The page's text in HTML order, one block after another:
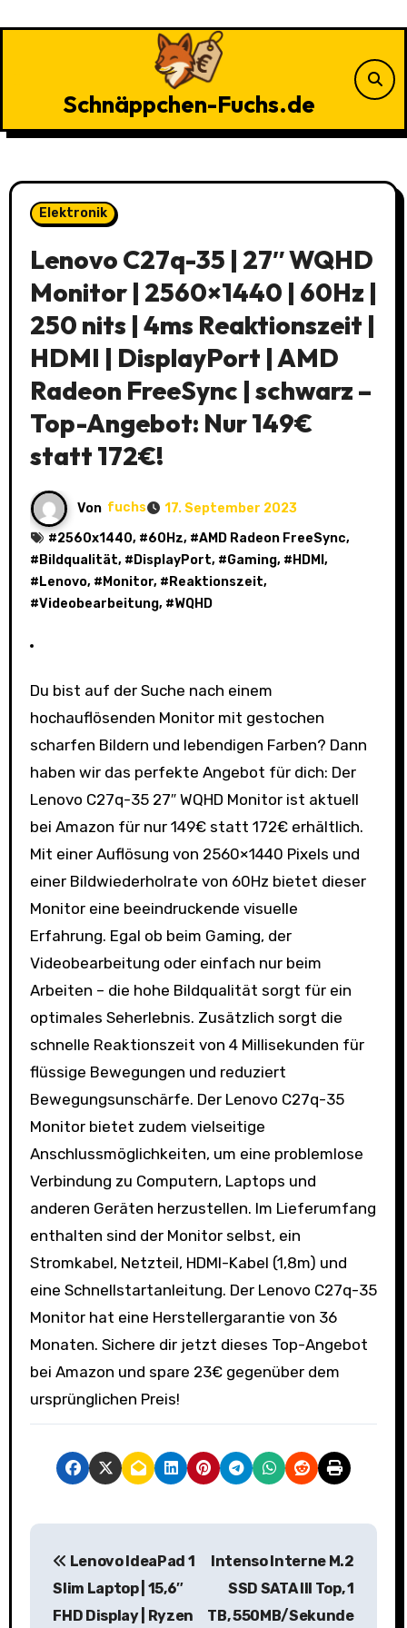
Schnäppchen-Fuchs.de
Elektronik
Lenovo C27q-35 | 27″ WQHD
Monitor | 2560×1440 | 60Hz |
250 nits | 4ms Reaktionszeit |
HDMI | DisplayPort | AMD
Radeon FreeSync | schwarz –
Top-Angebot: Nur 149€
statt 172€!
Von fuchs
17. September 2023
#2560x1440, #60Hz, #AMD Radeon FreeSync,
# Bildqualität, # DisplayPort, #Gaming, # HDMI ,
# Lenovo, # Monitor, # Reaktionszeit,
#Videobearbeitung, #WQHD
Du bist auf der Suche nach einem
hochauflösenden Monitor mit gestochen
scharfen Bildern und lebendigen Farben? Dann
haben wir das perfekte Angebot für dich: Der
Lenovo C27q-35 27″ WQHD Monitor ist aktuell
bei Amazon für nur 149€ statt 172€ erhältlich.
Mit einer Auflösung von 2560×1440 Pixels und
einer Bildwiederholrate von 60Hz bietet dieser
Monitor eine beeindruckende visuelle
Erfahrung. Egal ob beim Gaming, der
Videobearbeitung oder einfach nur beim
Arbeiten – die hohe Bildqualität sorgt für ein
optimales Seherlebnis. Zusätzlich sorgt die
schnelle Reaktionszeit von 4 Millisekunden für
flüssige Bewegungen und reduziert
Bewegungsunschärfe. Der Lenovo C27q-35
Monitor bietet zudem vielseitige
Anschlussmöglichkeiten, um eine problemlose
Verbindung zu Computern, Laptops und
anderen Geräten herzustellen. Im Lieferumfang
enthalten sind der Monitor selbst, ein
Stromkabel, Netzteil, HDMI-Kabel (1,8m) und
eine Schnellstartanleitung. Der Lenovo C27q-35
Monitor hat eine Herstellergarantie von 36
Monaten. Sichere dir jetzt dieses Top-Angebot
bei Amazon und spare 23€ gegenüber dem
ursprünglichen Preis!
B
Lenovo IdeaPad 1
Slim Laptop | 15,6″
FHD Display | Ryzen
Intenso Interne M.2
SSD SATA III Top, 1
TB, 550MB/Sekunde